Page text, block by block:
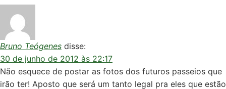
Bruno Teógenes disse:
30 de junho de 2012 às 22:17
Não esquece de postar as fotos dos futuros passeios que
irão ter! Aposto que será um tanto legal pra eles que estão